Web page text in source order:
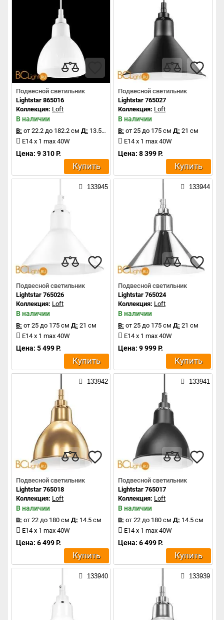
Подвесной светильник
Lightstar 865016
Коллекция: Loft
В наличии
В: от 22.2 до 182.2 см Д: 13.5 см
E14 x 1 max 40W
Цена: 9 310 Р.
Купить
Подвесной светильник
Lightstar 765027
Коллекция: Loft
В наличии
В: от 25 до 175 см Д: 21 см
E14 x 1 max 40W
Цена: 8 399 Р.
Купить
133945
Подвесной светильник
Lightstar 765026
Коллекция: Loft
В наличии
В: от 25 до 175 см Д: 21 см
E14 x 1 max 40W
Цена: 5 499 Р.
Купить
133944
Подвесной светильник
Lightstar 765024
Коллекция: Loft
В наличии
В: от 25 до 175 см Д: 21 см
E14 x 1 max 40W
Цена: 9 999 Р.
Купить
133942
Подвесной светильник
Lightstar 765018
Коллекция: Loft
В наличии
В: от 22 до 180 см Д: 14.5 см
E14 x 1 max 40W
Цена: 6 499 Р.
Купить
133941
Подвесной светильник
Lightstar 765017
Коллекция: Loft
В наличии
В: от 22 до 180 см Д: 14.5 см
E14 x 1 max 40W
Цена: 6 499 Р.
Купить
133940 133939